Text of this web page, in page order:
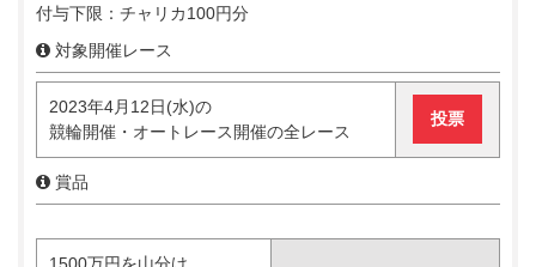
付与下限：チャリカ100円分
対象開催レース
2023年4月12日(水)の
競輪開催・オートレース開催の全レース
投票
賞品